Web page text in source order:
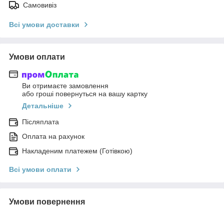
Самовивіз
Всі умови доставки
Умови оплати
Ви отримаєте замовлення
або гроші повернуться на вашу картку
Детальніше
Післяплата
Оплата на рахунок
Накладеним платежем (Готівкою)
Всі умови оплати
Умови повернення